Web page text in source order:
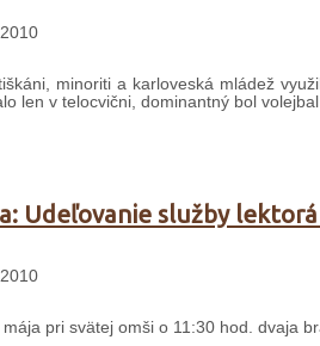
minoriti a karloveská mládež
len v telocvični, dominantný bol
Udeľovanie služby
pri svätej omši o 11:30 hod. dvaja